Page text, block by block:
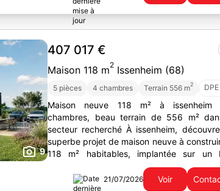
9
407 017 €
Maison 118 m2 Issenheim (68)
5 pièces 4 chambres Terrain 556 m2 DPE
Maison neuve 118 m² à
chambres, beau terrain de 556 m²
secteur recherché À issenheim, découvrez un
superbe projet de maison neuve à
118 m² habitables, implantée sur un
terrain de 556 m². un projet idéal...
21/07/2026 Voir